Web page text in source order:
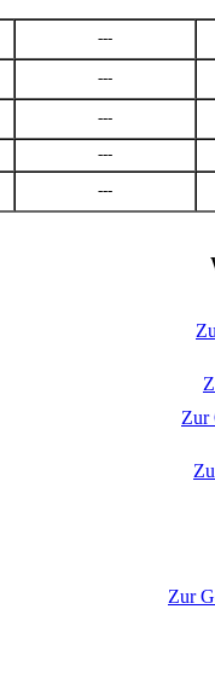
---
---
---
---
---
Zur
Zur